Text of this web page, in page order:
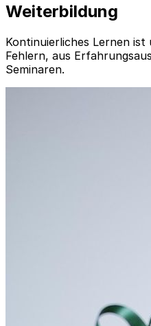
Weiterbildung
Kontinuierliches Lernen ist
Fehlern, aus
Seminaren.